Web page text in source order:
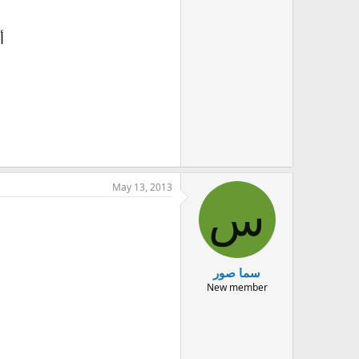
س
سما صور
New member
May 13, 2013